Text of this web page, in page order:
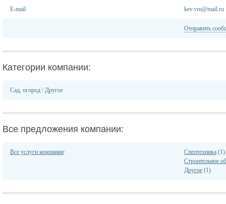
E-mail kev.vrn@mail.ru
Отправить
Категории компании:
Сад, огород /Другое
Все предложения компании:
Все услуги компании: Спецтехника (1)
Строительное
Другое (1)